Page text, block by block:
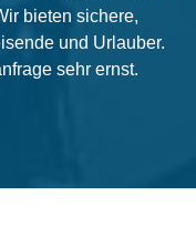
bieten sichere,
und Urlauber.
sehr ernst.